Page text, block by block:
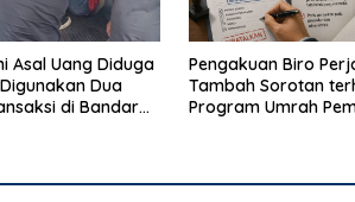
Asal Uang Diduga
Dua
di Bandar
Pengakuan Biro
Tambah Sorotan
Program Umrah